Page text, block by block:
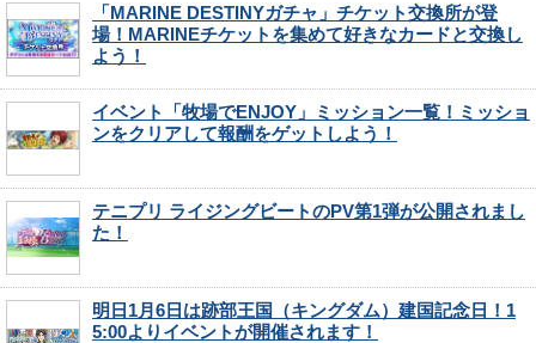
「MARINE DESTINYガチャ」チケット交換所が登
場！MARINEチケットを集めて好きなカードと交換し
よう！
イベント「牧場でENJOY」ミッション一覧！ミッショ
ンをクリアして報酬をゲットしよう！
テニプリ ライジングビートのPV第1弾が公開されまし
た！
明日1月6日は跡部王国（キングダム）建国記念日！1
5:00よりイベントが開催されます！